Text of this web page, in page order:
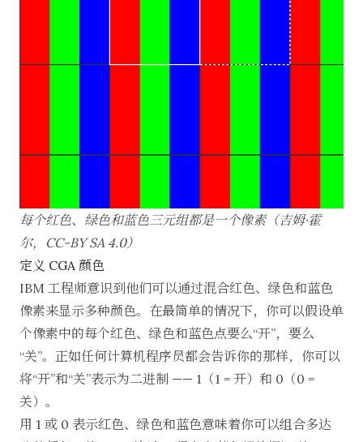
每个红色、绿色和蓝色三元组都是一个像素（吉姆·霍
尔， CC-BY SA 4.0）
定义 CGA 颜色
IBM 工程师意识到他们可以通过混合红色、绿色和蓝色
像素来显示多种颜色。在最简单的情况下，你可以假设单
个像素中的每个红色、绿色和蓝色点要么“开”，要么
“关”。正如任何计算机程序员都会告诉你的那样，你可以
将“开”和“关”表示为二进制 —— 1（1 = 开）和 0（0 =
关）。
用 1 或 0 表示红色、绿色和蓝色意味着你可以组合多达